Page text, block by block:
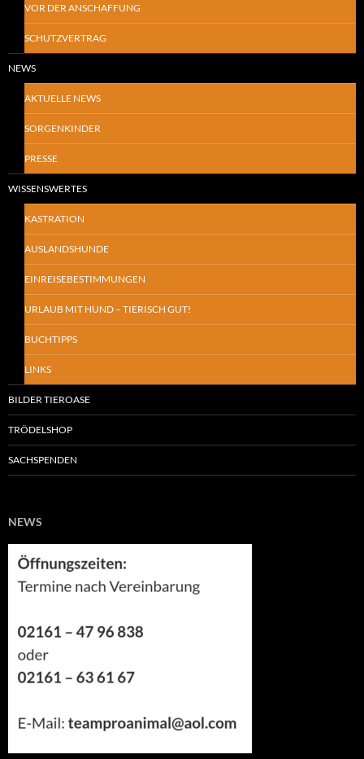
VOR DER ANSCHAFFUNG
SCHUTZVERTRAG
NEWS
AKTUELLE NEWS
SORGENKINDER
PRESSE
WISSENSWERTES
KASTRATION
AUSLANDSHUNDE
EINREISEBESTIMMUNGEN
URLAUB MIT HUND – TIERISCH GUT!
BUCHTIPPS
LINKS
BILDER TIEROASE
TRÖDELSHOP
SACHSPENDEN
NEWS